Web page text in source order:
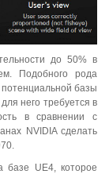
до 50% в
Подобного рода
базы
него требуется в
в сравнении с
NVIDIA сделать
базе UE4, которое